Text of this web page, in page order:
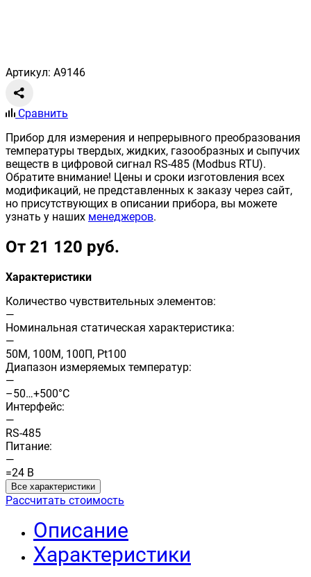
Артикул: A9146
Сравнить
Прибор для измерения и непрерывного преобразования
температуры твердых, жидких, газообразных и сыпучих
веществ в цифровой сигнал RS-485 (Modbus RTU).
Обратите внимание! Цены и сроки изготовления всех
модификаций, не представленных к заказу через сайт,
но присутствующих в описании прибора, вы можете
узнать у наших менеджеров.
От 21 120 руб.
Характеристики
Количество чувствительных элементов:
—
Номинальная статическая характеристика:
—
50М, 100М, 100П, Pt100
Диапазон измеряемых температур:
—
–50…+500°C
Интерфейс:
—
RS-485
Питание:
—
=24 В
Все характеристики
Рассчитать стоимость
Описание
Характеристики